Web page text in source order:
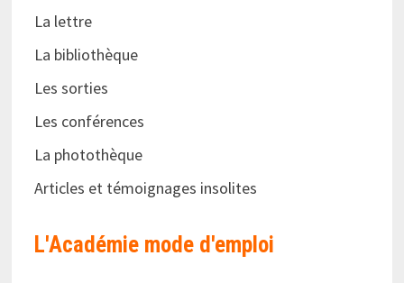
La lettre
La bibliothèque
Les sorties
Les conférences
La photothèque
Articles et témoignages insolites
L'Académie mode d'emploi